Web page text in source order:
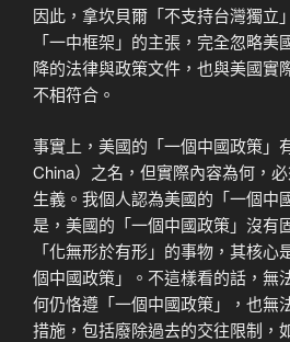
因此，拿坎貝爾「不支持台灣獨立
「一中框架」的主張，完全忽略
降的法律與政策文件，也與美國實
不相符合。
事實上，美國的「一個中國政策」
China）之名，但實際內容為何，
生義。我個人認為美國的「一個中
是，美國的「一個中國政策」沒有
「化無形於有形」的事物，其核
個中國政策」。不這樣看的話，無
何仍恪遵「一個中國政策」，也無
措施，包括廢除過去的交往限制，